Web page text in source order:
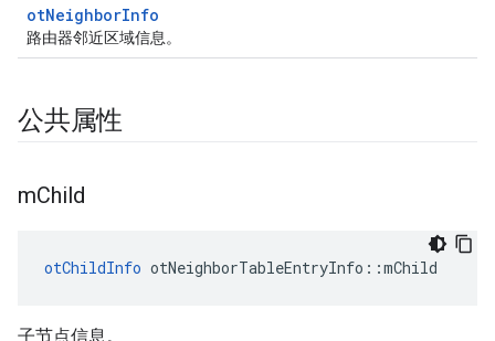
otNeighborInfo
路由器邻近区域信息。
公共属性
mChild
otChildInfo otNeighborTableEntryInfo ::mChild
子节点信息。